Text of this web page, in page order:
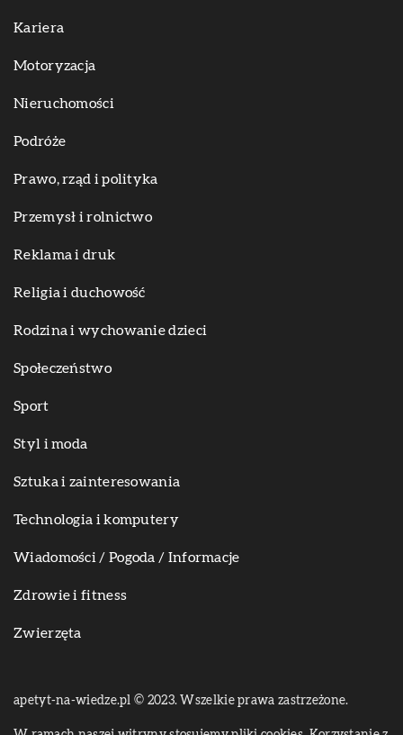
Kariera
Motoryzacja
Nieruchomości
Podróże
Prawo, rząd i polityka
Przemysł i rolnictwo
Reklama i druk
Religia i duchowość
Rodzina i wychowanie dzieci
Społeczeństwo
Sport
Styl i moda
Sztuka i zainteresowania
Technologia i komputery
Wiadomości / Pogoda / Informacje
Zdrowie i fitness
Zwierzęta
apetyt-na-wiedze.pl © 2023. Wszelkie prawa zastrzeżone.